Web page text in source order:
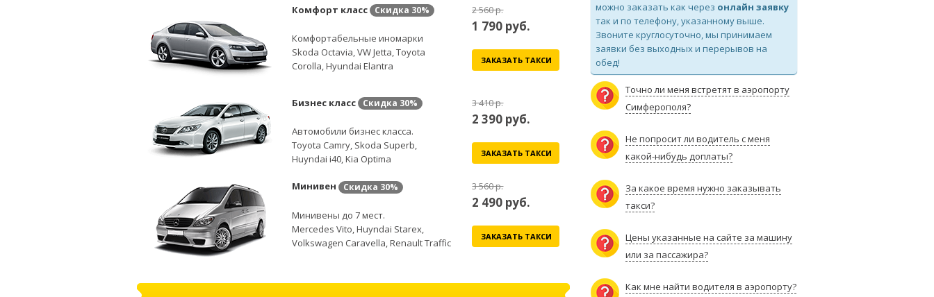
Комфорт класс Скидка 30%
Комфортабельные иномарки
Skoda Octavia, VW Jetta, Toyota
Corolla, Hyundai Elantra
2 560 р.
1 790 руб.
ЗАКАЗАТЬ ТАКСИ
Бизнес класс Скидка 30%
Автомобили бизнес класса.
Toyota Camry, Skoda Superb,
Huyndai i40, Kia Optima
3 410 р.
2 390 руб.
ЗАКАЗАТЬ ТАКСИ
Минивен Скидка 30%
Минивены до 7 мест.
Mercedes Vito, Huyndai Starex,
Volkswagen Caravella, Renault Traffic
3 560 р.
2 490 руб.
ЗАКАЗАТЬ ТАКСИ
можно заказать как через онлайн заявку
так и по телефону, указанному выше.
Звоните круглосуточно, мы принимаем
заявки без выходных и перерывов на
обед!
Точно ли меня встретят в аэропорту
Симферополя?
Не попросит ли водитель с меня
какой-нибудь доплаты?
За какое время нужно заказывать
такси?
Цены указанные на сайте за машину
или за пассажира?
Как мне найти водителя в аэропорту?